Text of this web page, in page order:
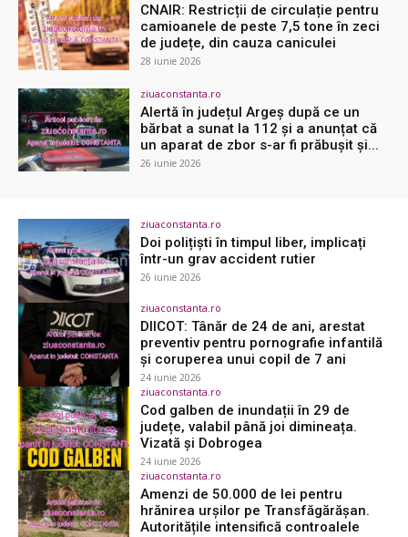
CNAIR: Restricții de circulație pentru
camioanele de peste 7,5 tone în zeci
de județe, din cauza caniculei
28 iunie 2026
ziuaconstanta.ro
Alertă în județul Argeș după ce un
bărbat a sunat la 112 și a anunțat că
un aparat de zbor s-ar fi prăbușit și...
26 iunie 2026
ziuaconstanta.ro
Doi polițiști în timpul liber, implicați
într-un grav accident rutier
26 iunie 2026
ziuaconstanta.ro
DIICOT: Tânăr de 24 de ani, arestat
preventiv pentru pornografie infantilă
și coruperea unui copil de 7 ani
24 iunie 2026
ziuaconstanta.ro
Cod galben de inundații în 29 de
județe, valabil până joi dimineața.
Vizată și Dobrogea
24 iunie 2026
ziuaconstanta.ro
Amenzi de 50.000 de lei pentru
hrănirea urșilor pe Transfăgărășan.
Autoritățile intensifică controalele